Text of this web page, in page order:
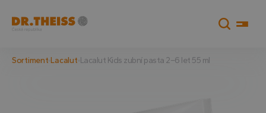
Sortiment Lacalut Lacalut Kids zubní pasta 2–6 let 55 ml